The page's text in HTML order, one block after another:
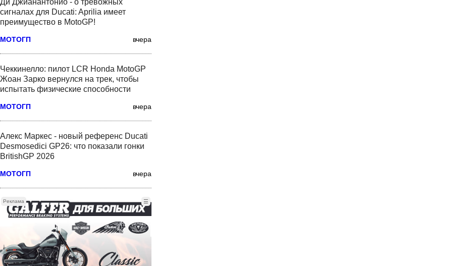
сигналах для Ducati: Aprilia имеет
преимущество в MotoGP!
МОТОГП вчера
Чеккинелло: пилот LCR Honda MotoGP
Жоан Зарко вернулся на трек, чтобы
испытать физические способности
МОТОГП вчера
Алекс Маркес - новый референс Ducati
Desmosedici GP26: что показали гонки
BritishGP 2026
МОТОГП вчера
Реклама ☰